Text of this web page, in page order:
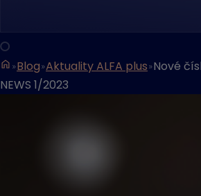
Blog Aktuality ALFA plus Nové
NEWS 1/2023